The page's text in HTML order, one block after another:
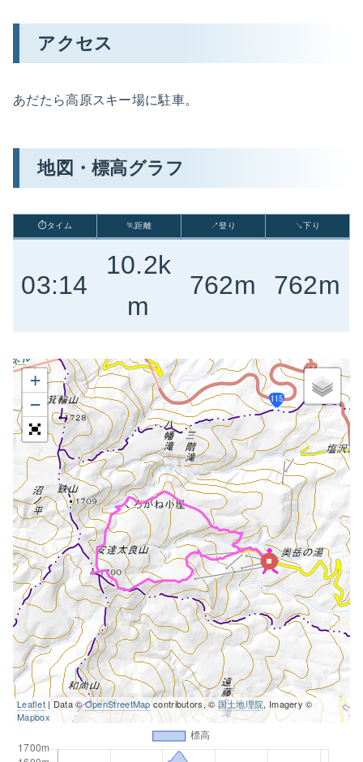
アクセス
あだたら高原スキー場に駐車。
地図・標高グラフ
⏱タイム 🏃距離 ↗登り ↘下り
03:14
10.2k
m
762m 762m
+
−
Leaflet| Data ©OpenStreetMapcontributors, ©国土地理院, Imagery ©
Mapbox